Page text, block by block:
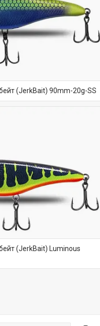
(JerkBait) 90mm-20g-SS
(JerkBait) Luminous